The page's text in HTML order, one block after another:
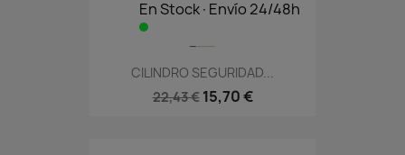
En Stock·Envío 24/48h
CILINDRO SEGURIDAD...
22,43 € 15,70 €